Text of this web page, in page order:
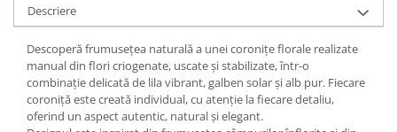
Descriere
Descoperă frumusețea naturală a unei coronițe florale realizate
manual din flori criogenate, uscate și stabilizate, într-o
combinație delicată de lila vibrant, galben solar și alb pur. Fiecare
coroniță este creată individual, cu atenție la fiecare detaliu,
oferind un aspect autentic, natural și elegant.